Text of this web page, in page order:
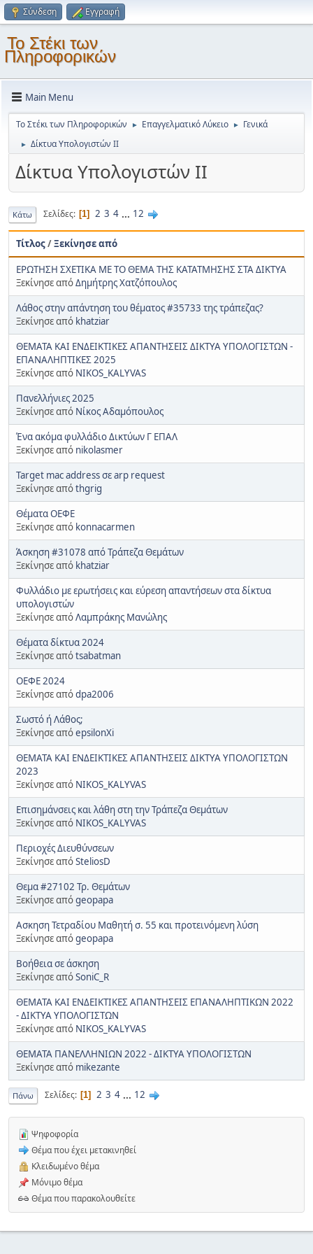
Σύνδεση Εγγραφή
Το Στέκι των
Πληροφορικών
Main Menu
Το Στέκι των Πληροφορικών ► Επαγγελματικό Λύκειο ► Γενικά
► Δίκτυα Υπολογιστών ΙΙ
Δίκτυα Υπολογιστών ΙΙ
Κάτω Σελίδες 1 2 3 4 ... 12
Τίτλος/Ξεκίνησε από
ΕΡΩΤΗΣΗ ΣΧΕΤΙΚΑ ΜΕ ΤΟ ΘΕΜΑ ΤΗΣ ΚΑΤΑΤΜΗΣΗΣ ΣΤΑ ΔΙΚΤΥΑ
Ξεκίνησε απόΔημήτρης Χατζόπουλος
Λάθος στην απάντηση του θέματος #35733 της τράπεζας?
Ξεκίνησε από khatziar
ΘΕΜΑΤΑ ΚΑΙ ΕΝΔΕΙΚΤΙΚΕΣ ΑΠΑΝΤΗΣΕΙΣ ΔΙΚΤΥΑ ΥΠΟΛΟΓΙΣΤΩΝ -
ΕΠΑΝΑΛΗΠΤΙΚΕΣ 2025
Ξεκίνησε από NIKOS_KALYVAS
Πανελλήνιες 2025
Ξεκίνησε από Νίκος Αδαμόπουλος
Ένα ακόμα φυλλάδιο Δικτύων Γ ΕΠΑΛ
Ξεκίνησε από nikolasmer
Target mac address σε arp request
Ξεκίνησε απόthgrig
Θέματα ΟΕΦΕ
Ξεκίνησε από konnacarmen
Άσκηση #31078 από Τράπεζα Θεμάτων
Ξεκίνησε από khatziar
Φυλλάδιο με ερωτήσεις και εύρεση απαντήσεων στα δίκτυα
υπολογιστών
Ξεκίνησε απόΛαμπράκης Μανώλης
Θέματα δίκτυα 2024
Ξεκίνησε απόtsabatman
ΟΕΦΕ 2024
Ξεκίνησε απόdpa2006
Σωστό ή Λάθος;
Ξεκίνησε απόepsilonXi
ΘΕΜΑΤΑ ΚΑΙ ΕΝΔΕΙΚΤΙΚΕΣ ΑΠΑΝΤΗΣΕΙΣ ΔΙΚΤΥΑ ΥΠΟΛΟΓΙΣΤΩΝ
2023
Ξεκίνησε από NIKOS_KALYVAS
Επισημάνσεις και λάθη στη την Τράπεζα Θεμάτων
Ξεκίνησε από NIKOS_KALYVAS
Περιοχές Διευθύνσεων
Ξεκίνησε απόSteliosD
Θεμα #27102 Τρ. Θεμάτων
Ξεκίνησε απόgeopapa
Ασκηση Τετραδίου Μαθητή σ. 55 και προτεινόμενη λύση
Ξεκίνησε απόgeopapa
Βοήθεια σε άσκηση
Ξεκίνησε απόSoniC_R
ΘΕΜΑΤΑ ΚΑΙ ΕΝΔΕΙΚΤΙΚΕΣ ΑΠΑΝΤΗΣΕΙΣ ΕΠΑΝΑΛΗΠΤΙΚΩΝ 2022
- ΔΙΚΤΥΑ ΥΠΟΛΟΓΙΣΤΩΝ
Ξεκίνησε από NIKOS_KALYVAS
ΘΕΜΑΤΑ ΠΑΝΕΛΛΗΝΙΩΝ 2022 - ΔΙΚΤΥΑ ΥΠΟΛΟΓΙΣΤΩΝ
Ξεκίνησε από mikezante
Πάνω Σελίδες 1 2 3 4 ... 12
Ψηφοφορία
Θέμα που έχει μετακινηθεί
Κλειδωμένο θέμα
Μόνιμο θέμα
Θέμα που παρακολουθείτε